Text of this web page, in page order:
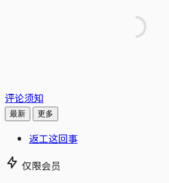
评论须知
最新 更多
返工这回事
仅限会员